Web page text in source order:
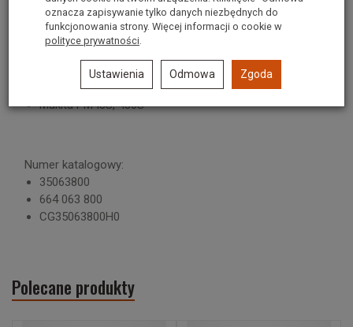
Pasuje do kosiarek:
Honda 465CSD
Stiga Turbo47
Makita PM48S, 480S
Numer katalogowy:
35063800
664 063 800
CG35063800H0
Polecane produkty
oznacza zapisywanie tylko danych niezbędnych do
funkcjonowania strony. Więcej informacji o cookie w
polityce prywatności
Ustawienia Odmowa Zgoda